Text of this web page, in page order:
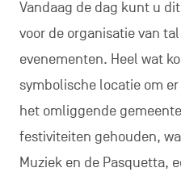
Vandaag de dag kunt u
voor de organisatie van
evenementen. Heel wat
symbolische locatie om
het omliggende
festiviteiten gehouden,
Muziek en de Pasquetta,